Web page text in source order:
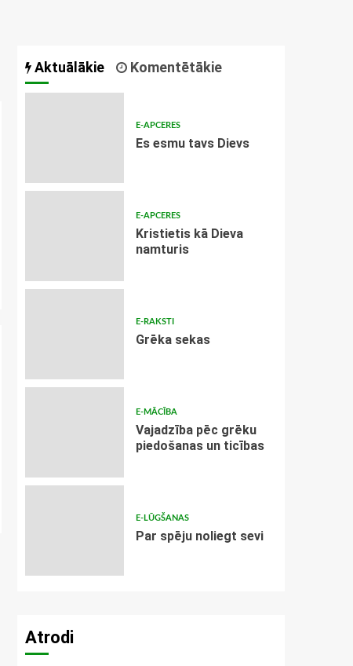
Aktuālākie Komentētākie
E-APCERES
Es esmu tavs Dievs
E-APCERES
Kristietis kā Dieva
namturis
E-RAKSTI
Grēka sekas
E-MĀCĪBA
Vajadzība pēc grēku
piedošanas un ticības
E-LŪGŠANAS
Par spēju noliegt sevi
Atrodi